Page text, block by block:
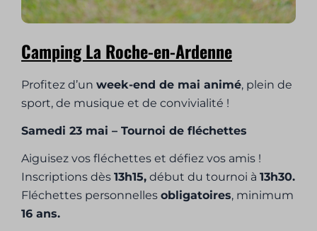
Camping La Roche-en-Ardenne
Profitez d’unweek-end de mai animé, plein de
sport, de musique et de convivialité !
Samedi 23 mai – Tournoi de fléchettes
Aiguisez vos fléchettes et défiez vos amis !
Inscriptions dès13h15, début du tournoi à13h30.
Fléchettes personnellesobligatoires, minimum
16 ans.